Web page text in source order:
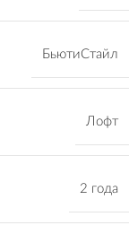
БьютиСтайл
Лофт
2 года